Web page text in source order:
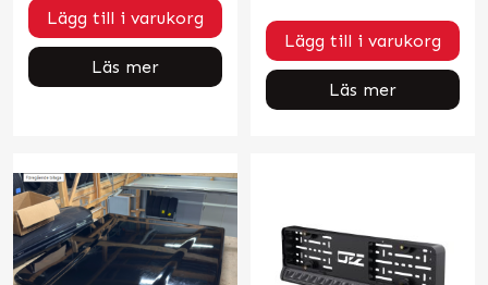
Lägg till i varukorg
Läs mer
Lägg till i varukorg
Läs mer